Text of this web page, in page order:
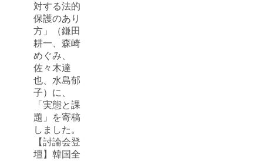
対する法的
保護のあり
方」（鎌田
耕一、森崎
めぐみ、
佐々木達
也、水島郁
子）に、
「実態と課
題」を寄稿
しました。
【討論会登
壇】韓国全